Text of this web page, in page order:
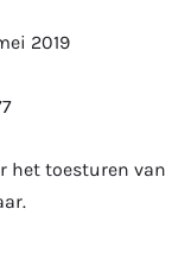
2019
het toesturen van